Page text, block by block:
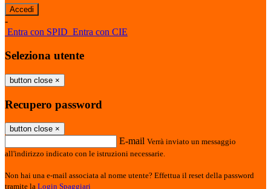
-
Entra con SPID Entra con CIE
Seleziona utente
button close ×
Recupero password
button close ×
E-mail Verrà inviato un messaggio
all'indirizzo indicato con le istruzioni necessarie.
Non hai una e-mail associata al nome utente? Effettua il reset della password
tramite la Login Spaggiari